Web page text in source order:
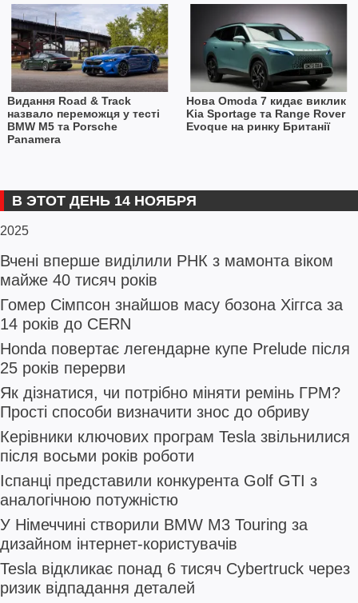
Видання Road & Track
назвало переможця у тесті
BMW M5 та Porsche
Panamera
Нова Omoda 7 кидає виклик
Kia Sportage та Range Rover
Evoque на ринку Британії
В ЭТОТ ДЕНЬ 14 НОЯБРЯ
2025
Вчені вперше виділили РНК з мамонта віком
майже 40 тисяч років
Гомер Сімпсон знайшов масу бозона Хіггса за
14 років до CERN
Honda повертає легендарне купе Prelude після
25 років перерви
Як дізнатися, чи потрібно міняти ремінь ГРМ?
Прості способи визначити знос до обриву
Керівники ключових програм Tesla звільнилися
після восьми років роботи
Іспанці представили конкурента Golf GTI з
аналогічною потужністю
У Німеччині створили BMW M3 Touring за
дизайном інтернет-користувачів
Tesla відкликає понад 6 тисяч Cybertruck через
ризик відпадання деталей